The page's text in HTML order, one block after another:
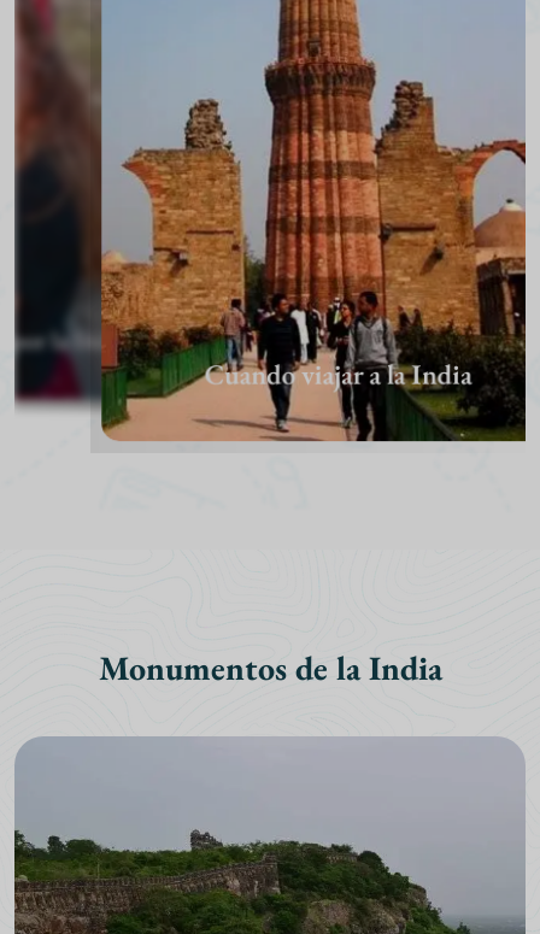
India
Cuando viajar a la India
Monumentos de la India